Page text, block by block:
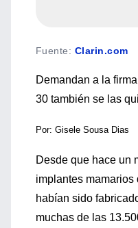
Fuente: Clarin.com
Demandan a la
30 también se las
Por: Gisele Sousa Dias
Desde que hace un
implantes mamarios
habían sido
muchas de las